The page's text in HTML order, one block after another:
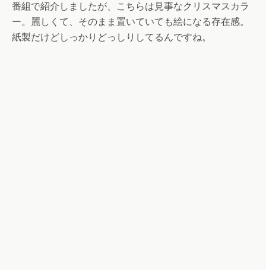
番組で紹介しましたが、こちらは見事なクリスマスカラ
ー。麗しくて、そのまま置いていても絵になる存在感。
紙製だけどしっかりどっしりしてるんですね。